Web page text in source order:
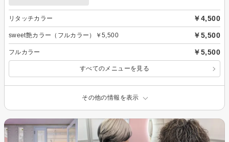
リタッチカラー ￥4,500
sweet艶カラー（フルカラー）￥5,500 ￥5,500
フルカラー ￥5,500
すべてのメニューを見る
その他の情報を表示